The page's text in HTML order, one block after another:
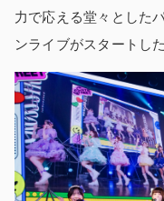
力で応える堂々とした
ンライブがスタートした